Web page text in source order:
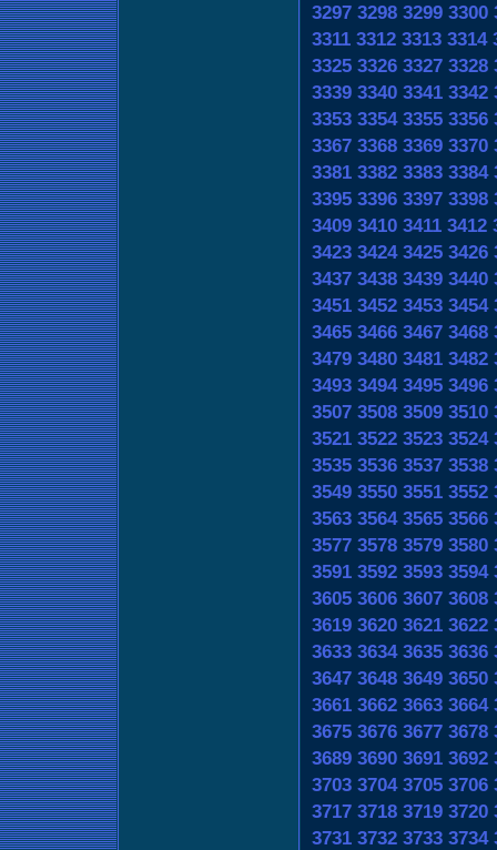
3297 3298 3299 3300
3311 3312 3313 3314
3325 3326 3327 3328
3339 3340 3341 3342
3353 3354 3355 3356
3367 3368 3369 3370
3381 3382 3383 3384
3395 3396 3397 3398
3409 3410 3411 3412
3423 3424 3425 3426
3437 3438 3439 3440
3451 3452 3453 3454
3465 3466 3467 3468
3479 3480 3481 3482
3493 3494 3495 3496
3507 3508 3509 3510
3521 3522 3523 3524
3535 3536 3537 3538
3549 3550 3551 3552
3563 3564 3565 3566
3577 3578 3579 3580
3591 3592 3593 3594
3605 3606 3607 3608
3619 3620 3621 3622
3633 3634 3635 3636
3647 3648 3649 3650
3661 3662 3663 3664
3675 3676 3677 3678
3689 3690 3691 3692
3703 3704 3705 3706
3717 3718 3719 3720
3731 3732 3733 3734